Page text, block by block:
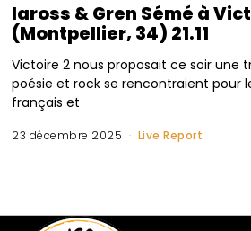
Iaross & Gren Sémé à
(Montpellier, 34) 21.11
Victoire 2 nous proposait ce soir une
poésie et rock se rencontraient pour
français et
23 décembre 2025 Live Report